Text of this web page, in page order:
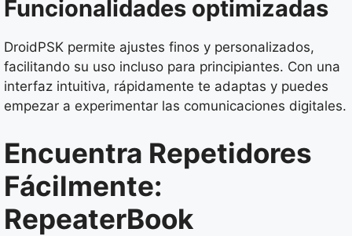
Funcionalidades optimizadas
DroidPSK permite ajustes finos y personalizados,
facilitando su uso incluso para principiantes. Con una
interfaz intuitiva, rápidamente te adaptas y puedes
empezar a experimentar las comunicaciones digitales.
Encuentra Repetidores
Fácilmente:
RepeaterBook